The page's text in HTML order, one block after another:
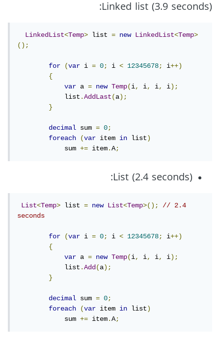
(Linked list (3.9 seconds:
LinkedList<Temp> list = new LinkedList<Temp>
();
for (var i = 0; i < 12345678; i++)
{
var a = new Temp(i, i, i, i);
            list
.AddLast(a);
}
decimal sum = 0;
foreach
(var item in list)
            sum
+= item.A;
(List (2.4 seconds:
List<Temp> list = new List<Temp>();
// 2.4
seconds
for (var i = 0; i < 12345678; i++)
{
var a = new Temp(i, i, i, i);
            list
.Add(a);
}
decimal sum = 0;
foreach
(var item in list)
            sum
+= item.A;